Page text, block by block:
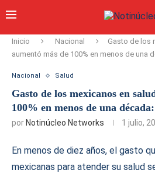
Inicio Nacional
Gasto de los
aumentó más de 100% en menos de una
Nacional Salud
Gasto de los mexicanos en
100% en menos de una
por Notinúcleo Networks 1 julio,
En menos de diez años, el gasto
mexicanas para atender su salud